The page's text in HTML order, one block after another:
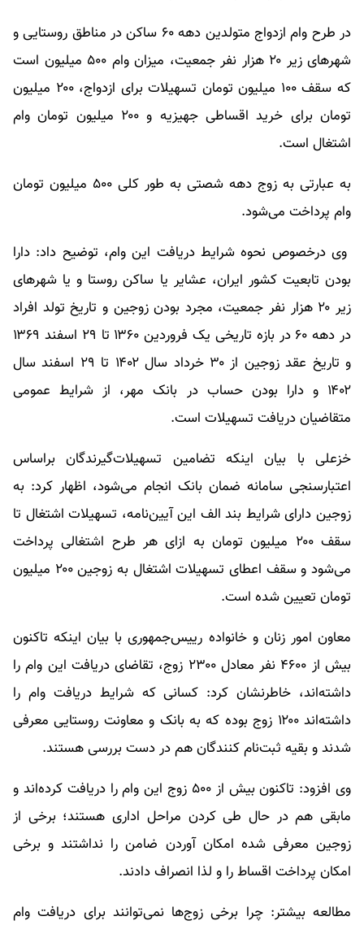
در طرح وام ازدواج متولدین دهه ۶۰ ساکن در مناطق روستایی و
شهرهای زیر ۲۰ هزار نفر جمعیت، میزان وام ۵۰۰ میلیون است
که سقف ۱۰۰ میلیون تومان تسهیلات برای ازدواج، ۲۰۰ میلیون
تومان ‌برای خرید اقساطی جهیزیه و ۲۰۰ میلیون تومان وام
اشتغال است.
به عبارتی به زوج دهه شصتی به طور کلی ۵۰۰ میلیون تومان
وام پرداخت می‌شود.
وی درخصوص نحوه شرایط دریافت این وام، توضیح داد: دارا
بودن تابعیت کشور ایران، عشایر یا ساکن روستا و یا شهرهای
زیر ۲۰ هزار نفر جمعیت، مجرد بودن زوجین و تاریخ تولد افراد
در دهه ۶۰ در بازه تاریخی یک فروردین ۱۳۶۰ تا ۲۹ اسفند ۱۳۶۹
و تاریخ عقد زوجین از ۳۰ خرداد سال ۱۴۰۲ تا ۲۹ اسفند سال
۱۴۰۲ و دارا بودن حساب در بانک مهر، از شرایط عمومی
متقاضیان دریافت تسهیلات است.
خزعلی با بیان اینکه تضامین تسهیلات‌گیرندگان براساس
اعتبارسنجی سامانه ضمان بانک انجام می‌شود، اظهار کرد: به
زوجین دارای شرایط بند الف این آیین‌نامه، تسهیلات اشتغال تا
سقف ۲۰۰ میلیون تومان به ازای هر طرح اشتغالی پرداخت
می‌شود و سقف اعطای تسهیلات اشتغال به زوجین ۲۰۰ میلیون
تومان تعیین شده است.
معاون امور زنان و خانواده رییس‌جمهوری با بیان اینکه تاکنون
بیش از ۴۶۰۰ نفر معادل ۲۳۰۰ زوج، تقاضای دریافت این وام را
داشته‌اند، خاطرنشان کرد: کسانی که شرایط دریافت وام را
داشته‌اند ۱۲۰۰ زوج بوده که به بانک و معاونت روستایی معرفی
شدند و بقیه ثبت‌نام کنندگان هم در دست بررسی هستند.
وی افزود: تاکنون بیش از ۵۰۰ زوج این وام را دریافت کرده‌اند و
مابقی هم در حال طی کردن مراحل اداری هستند؛ برخی از
زوجین معرفی شده امکان آوردن ضامن را نداشتند و برخی
امکان پرداخت اقساط را و لذا انصراف دادند.
مطالعه بیشتر: چرا برخی زوج‌ها نمی‌توانند برای دریافت وام